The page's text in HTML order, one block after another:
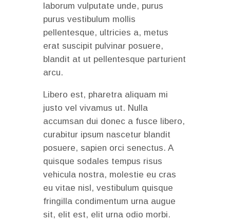
laborum vulputate unde, purus
purus vestibulum mollis
pellentesque, ultricies a, metus
erat suscipit pulvinar posuere,
blandit at ut pellentesque parturient
arcu.
Libero est, pharetra aliquam mi
justo vel vivamus ut. Nulla
accumsan dui donec a fusce libero,
curabitur ipsum nascetur blandit
posuere, sapien orci senectus. A
quisque sodales tempus risus
vehicula nostra, molestie eu cras
eu vitae nisl, vestibulum quisque
fringilla condimentum urna augue
sit, elit est, elit urna odio morbi.